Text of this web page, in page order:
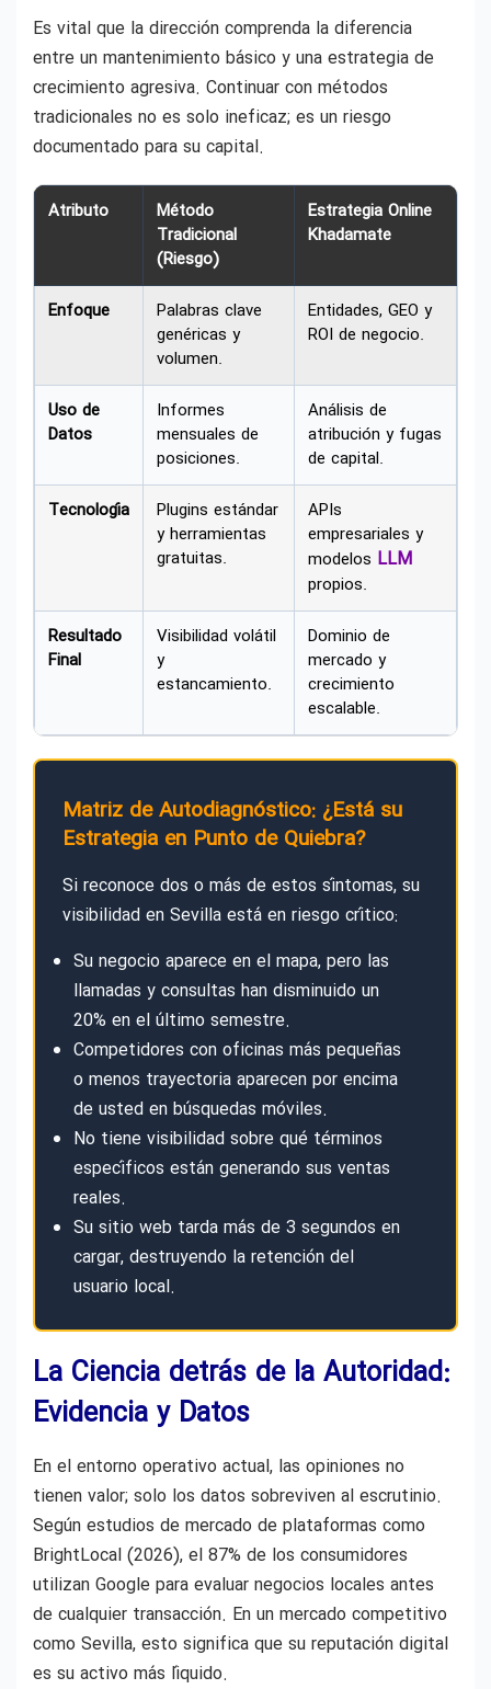
Es vital que la dirección comprenda la diferencia
entre un mantenimiento básico y una estrategia de
crecimiento agresiva. Continuar con métodos
tradicionales no es solo ineficaz; es un riesgo
documentado para su capital.
Atributo
Método
Tradicional
(Riesgo)
Estrategia Online
Khadamate
Enfoque
Palabras clave
genéricas y
volumen.
Entidades, GEO y
ROI de negocio.
Uso de
Datos
Informes
mensuales de
posiciones.
Análisis de
atribución y fugas
de capital.
Tecnología
Plugins estándar
y herramientas
gratuitas.
APIs
empresariales y
modelos LLM
propios.
Resultado
Final
Visibilidad volátil
y
estancamiento.
Dominio de
mercado y
crecimiento
escalable.
Matriz de Autodiagnóstico: ¿Está su
Estrategia en Punto de Quiebra?
Si reconoce dos o más de estos síntomas, su
visibilidad en Sevilla está en riesgo crítico:
Su negocio aparece en el mapa, pero las
llamadas y consultas han disminuido un
20% en el último semestre.
Competidores con oficinas más pequeñas
o menos trayectoria aparecen por encima
de usted en búsquedas móviles.
No tiene visibilidad sobre qué términos
específicos están generando sus ventas
reales.
Su sitio web tarda más de 3 segundos en
cargar, destruyendo la retención del
usuario local.
La Ciencia detrás de la Autoridad:
Evidencia y Datos
En el entorno operativo actual, las opiniones no
tienen valor; solo los datos sobreviven al escrutinio.
Según estudios de mercado de plataformas como
BrightLocal (2026), el 87% de los consumidores
utilizan Google para evaluar negocios locales antes
de cualquier transacción. En un mercado competitivo
como Sevilla, esto significa que su reputación digital
es su activo más líquido.